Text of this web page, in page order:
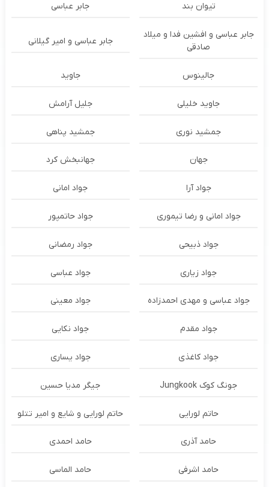
تیوان بند جابر عباسی
جابر عباسی و افشین فدا و میلاد
صادقی
جابر عباسی و امیر گیلانی
جالینوس جاوید
جاوید خلیلی جلیل آرامش
جمشید نوری جمشید پناهی
جهان جهانبخش کرد
جواد آرا جواد امانی
جواد امانی و رضا تیموری جواد حاتمپور
جواد ذبیحی جواد رمضانی
جواد زیاری جواد عباسی
جواد عباسی و مهدی احمدزاده جواد معینی
جواد مقدم جواد نکایی
جواد کاغذی جواد یساری
جونگ کوک Jungkook جیگر مدیا حسین
حاتم لورایی حاتم لورایی و شایع و امیر تتلو
حامد آذری حامد احمدی
حامد اشرفی حامد الماسی